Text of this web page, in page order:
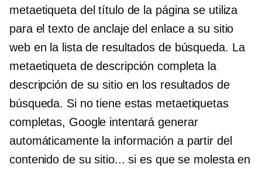
metaetiqueta del título de la página se utiliza
para el texto de anclaje del enlace a su sitio
web en la lista de resultados de búsqueda. La
metaetiqueta de descripción completa la
descripción de su sitio en los resultados de
búsqueda. Si no tiene estas metaetiquetas
completas, Google intentará generar
automáticamente la información a partir del
contenido de su sitio... si es que se molesta en